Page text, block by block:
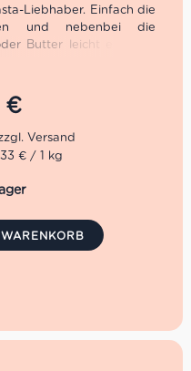
Liebhaber. Einfach die
und nebenbei die
Butter leicht erhitzen.
und mit einer gierigen
€
€ / 1 kg